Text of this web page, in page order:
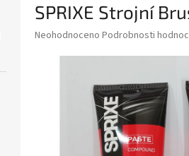
SPRIXE Strojní
Průměrné
Neohodnoceno Podrobnosti